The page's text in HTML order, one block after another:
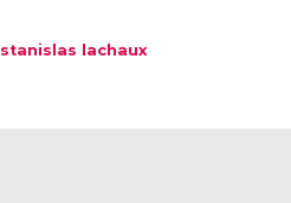
stanislas lachaux